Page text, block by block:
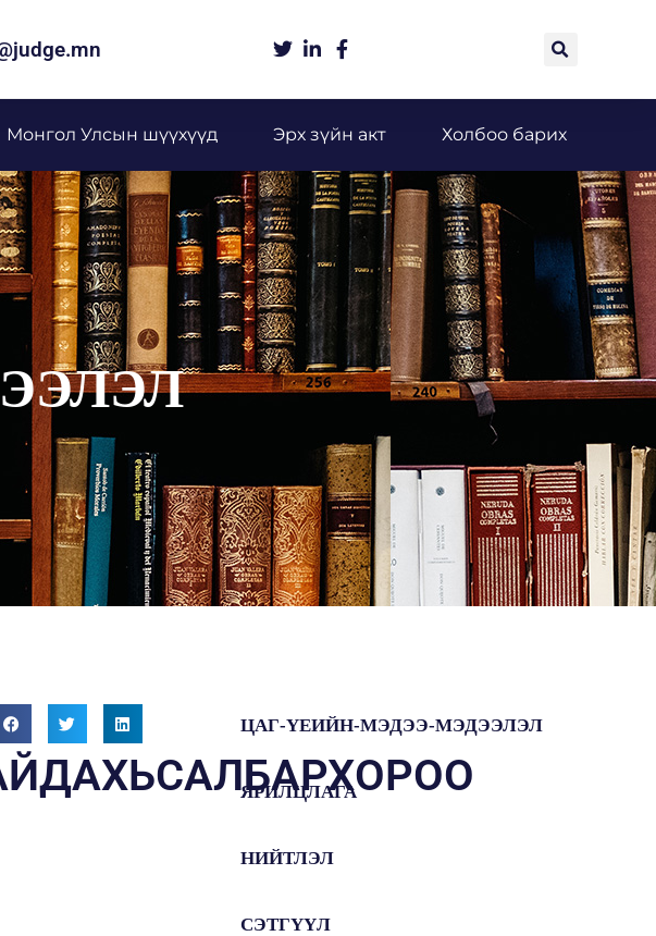
Монгол Улсын шүүхүүд Эрх зүйн акт Холбоо барих
ЦАГ-ҮЕИЙН-МЭДЭЭ-МЭДЭЭЛЭЛ
ЯРИЛЦЛАГА
НИЙТЛЭЛ
СЭТГҮҮЛ